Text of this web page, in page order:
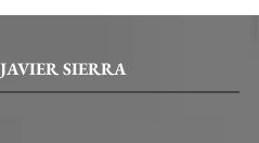
SIERRA